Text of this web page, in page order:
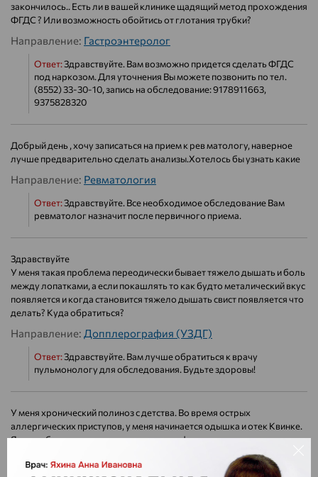
закончилось.. Есть ли в вашей клинике щадящий метод прохождения
ФГДС ? Или возможность обойтись от глотания трубки?
Направление: Гастроэнтеролог
Ответ:Здравствуйте. Вам возможно придется сделать ФГДС
под наркозом. Для уточнения Вы можете позвонить по тел.
(8552) 33-30-10, запись на обследование: 9178911663,
9375828320
Добрый день , хочу записаться на прием к рев матологу, наверное
лучше предварительно сделать анализы.Хотелось бы узнать какие
Направление: Ревматология
Ответ:Здравствуйте. Все необходимое обследование Вам
ревматолог назначит после первичного приема.
Здравствуйте
У меня такая проблема переодически бывает тяжело дышать и боль
между лопатками, а если покашлять то как будто металический вкус
появляется и когда становится тяжело дышать свист появляется что
делать? Куда обратиться?
Направление: Допплерография (УЗДГ)
Ответ:Здравствуйте. Вам лучше обратиться к врачу
пульмонологу для обследования. Будьте здоровы!
У меня хронический полиноз с детства. Во время острых
аллергических приступов, у меня начинается одышка и отек Квинке.
Я хотел бы провести замеры изменения функции дыхания под
воздействием аллергенов и физической нагрузки. Где это можно
сделать?